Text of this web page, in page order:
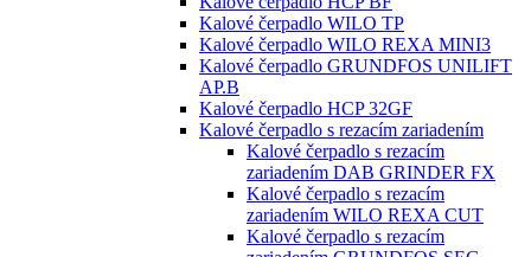
Kalové čerpadlo WILO TP
Kalové čerpadlo WILO REXA MINI3
Kalové čerpadlo GRUNDFOS UNILIFT
AP.B
Kalové čerpadlo HCP 32GF
Kalové čerpadlo s rezacím zariadením
Kalové čerpadlo s rezacím
zariadením DAB GRINDER FX
Kalové čerpadlo s rezacím
zariadením WILO REXA CUT
Kalové čerpadlo s rezacím